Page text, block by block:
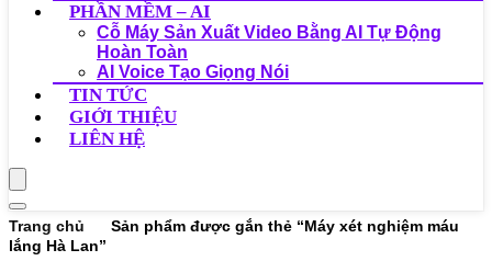
PHẦN MỀM – AI
Cỗ Máy Sản Xuất Video Bằng AI Tự Động
Hoàn Toàn
AI Voice Tạo Giọng Nói
TIN TỨC
GIỚI THIỆU
LIÊN HỆ
Trang chủ
Sản phẩm được gắn thẻ “Máy xét nghiệm máu
lắng Hà Lan”